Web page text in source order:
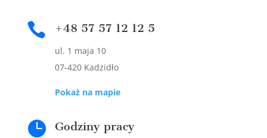
 +48 57 57 12 12 5
ul. 1 maja 10
07-420 Kadzidło
Pokaż na mapie
 Godziny pracy